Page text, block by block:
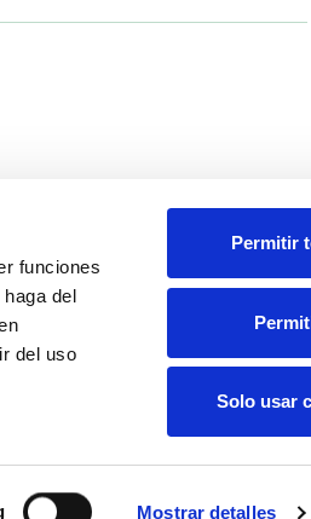
funciones
del
del uso
Mostrar detalles
Permitir
Solo usar